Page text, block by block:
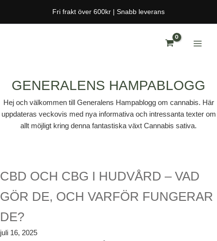
Fri frakt över 600kr | Snabb leverans
GENERALENS HAMPABLOGG
Hej och välkommen till Generalens Hampablogg om cannabis. Här
uppdateras veckovis med nya informativa och intressanta texter om
allt möjligt kring denna fantastiska växt Cannabis sativa.
CBD OCH CBG I HUDVÅRD – VAD
GÖR DE, OCH VARFÖR FUNGERAR
DE?
juli 16, 2025
i
a
d
a